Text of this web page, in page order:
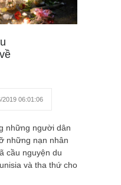
2019 06:01:06
những người dân
những nạn nhân
cầu nguyện du
và tha thứ cho